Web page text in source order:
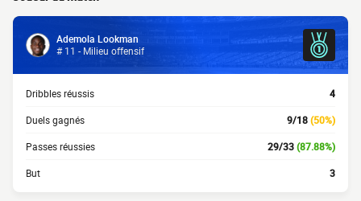
Ademola Lookman
# 11 - Milieu offensif
Dribbles réussis 4
Duels gagnés 9/18(50%)
Passes réussies 29/33(87.88%)
But 3